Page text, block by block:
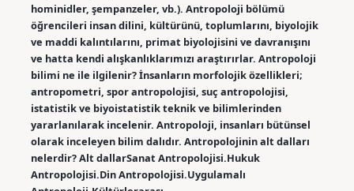
hominidler, şempanzeler, vb.). Antropoloji bölümü
öğrencileri insan dilini, kültürünü, toplumlarını, biyolojik
ve maddi kalıntılarını, primat biyolojisini ve davranışını
ve hatta kendi alışkanlıklarımızı araştırırlar. Antropoloji
bilimi ne ile ilgilenir? İnsanların morfolojik özellikleri;
antropometri, spor antropolojisi, suç antropolojisi,
istatistik ve biyoistatistik teknik ve bilimlerinden
yararlanılarak incelenir. Antropoloji, insanları bütünsel
olarak inceleyen bilim dalıdır. Antropolojinin alt dalları
nelerdir? Alt dallarSanat Antropolojisi.Hukuk
Antropolojisi.Din Antropolojisi.Uygulamalı